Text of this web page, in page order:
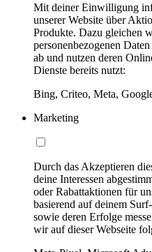
Mit deiner Einwilligung
unserer Website über
Produkte. Dazu gleichen
personenbezogenen
ab und nutzen deren
Dienste bereits nutzt:
Bing, Criteo, Meta,
Marketing
Durch das Akzeptieren
deine Interessen
oder Rabattaktionen für
basierend auf deinem
sowie deren Erfolge
wir auf dieser Webseite